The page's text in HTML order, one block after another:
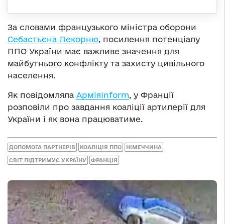
За словами французького міністра оборони
Себастьєна Лекорню, посилення потенціалу
ППО України має важливе значення для
майбутнього конфлікту та захисту цивільного
населення.
Як повідомляла АрміяInform, у Франції
розповіли про завдання коаліції артилерії для
України і як вона працюватиме.
ДОПОМОГА ПАРТНЕРІВ КОАЛІЦІЯ ППО НІМЕЧЧИНА
СВІТ ПІДТРИМУЄ УКРАЇНУ ФРАНЦІЯ